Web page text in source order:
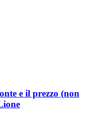
e il prezzo (non